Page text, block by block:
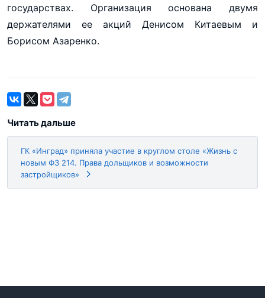
государствах. Организация основана двумя
держателями ее акций Денисом Китаевым и
Борисом Азаренко.
Читать дальше
ГК «Инград» приняла участие в круглом столе «Жизнь с
новым ФЗ 214. Права дольщиков и возможности
застройщиков»